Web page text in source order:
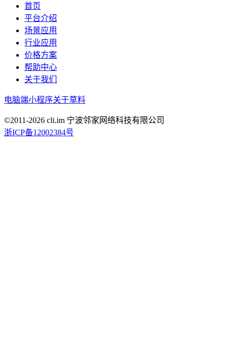
首页
平台介绍
场景应用
行业应用
价格方案
帮助中心
关于我们
电脑端小程序关于草料
©2011-2026 cli.im 宁波邻家网络科技有限公司
浙ICP备12002384号